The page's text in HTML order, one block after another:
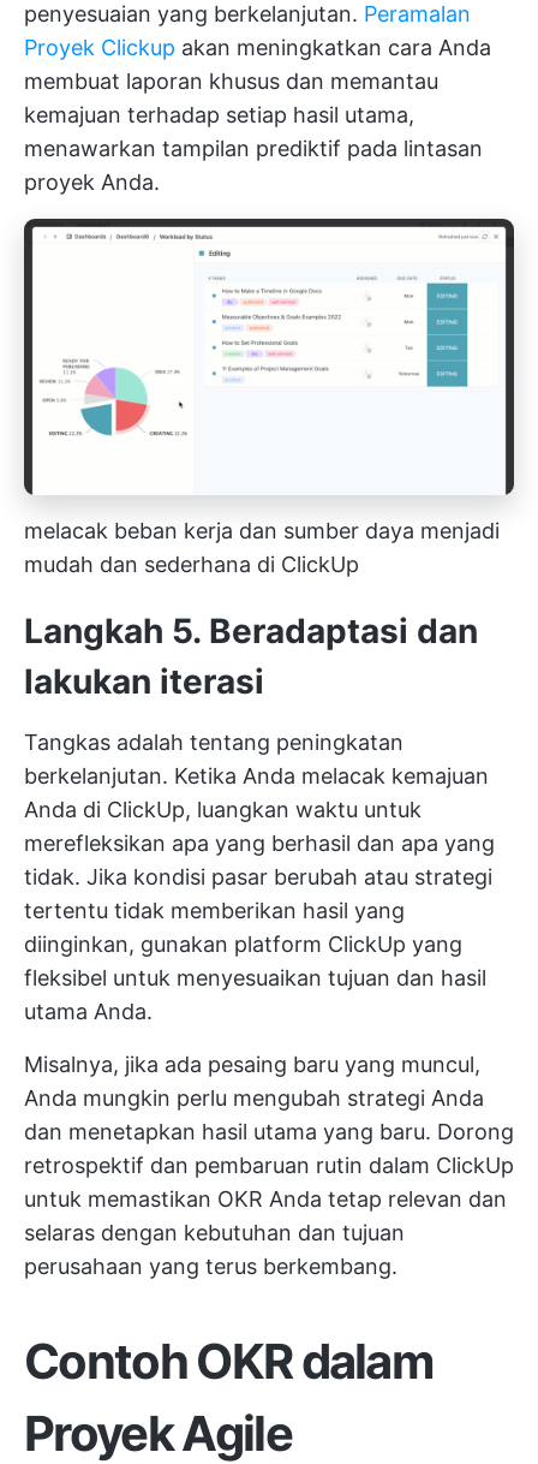
penyesuaian yang berkelanjutan. Peramalan
Proyek Clickup akan meningkatkan cara Anda
membuat laporan khusus dan memantau
kemajuan terhadap setiap hasil utama,
menawarkan tampilan prediktif pada lintasan
proyek Anda.
melacak beban kerja dan sumber daya menjadi
mudah dan sederhana di ClickUp
Langkah 5. Beradaptasi dan
lakukan iterasi
Tangkas adalah tentang peningkatan
berkelanjutan. Ketika Anda melacak kemajuan
Anda di ClickUp, luangkan waktu untuk
merefleksikan apa yang berhasil dan apa yang
tidak. Jika kondisi pasar berubah atau strategi
tertentu tidak memberikan hasil yang
diinginkan, gunakan platform ClickUp yang
fleksibel untuk menyesuaikan tujuan dan hasil
utama Anda.
Misalnya, jika ada pesaing baru yang muncul,
Anda mungkin perlu mengubah strategi Anda
dan menetapkan hasil utama yang baru. Dorong
retrospektif dan pembaruan rutin dalam ClickUp
untuk memastikan OKR Anda tetap relevan dan
selaras dengan kebutuhan dan tujuan
perusahaan yang terus berkembang.
Contoh OKR dalam
Proyek Agile